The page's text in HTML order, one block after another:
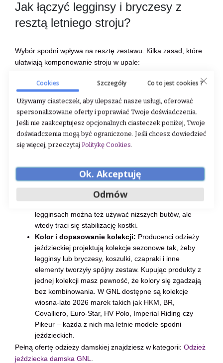
Jak łączyć legginsy i bryczesy z
resztą letniego stroju?
Wybór spodni wpływa na resztę zestawu. Kilka zasad, które
ułatwiają komponowanie stroju w upale:
Koszulka techniczna kontra polo:Zarówno z
legginsami, jak i z bryczesami możesz nosić koszulkę
techniczną albo polo jeździeckie. Latem koszulka
techniczna z materiału oddychającego sprawdza się
lepiej przy intensywnych treningach. Polo jest bardziej
formalne i właściwsze na szkolenia oraz zawody.
Sprawdź, czy koszulka ma wydłużony tył – przy
Zarówno legginsy, jak i bryczesy najlepiej
współpracują ze sztybletami i czapsami lub oficerkami.
Latem sztyblety z perforacjami lub siateczkowymi
wstawkami wentylują lepiej niż pełna skóra. Przy
legginsach można też używać niższych butów, ale
wtedy traci się stabilizację kostki.
Kolor i dopasowanie kolekcji: Producenci odzieży
jeździeckiej projektują kolekcje sezonowe tak, żeby
legginsy lub bryczesy, koszulki, czapraki i inne
elementy tworzyły spójny zestaw. Kupując produkty z
jednej kolekcji masz pewność, że kolory się zgadzają
bez kombinowania. W GNL dostępne są kolekcje
wiosna-lato 2026 marek takich jak HKM, BR,
Covalliero, Euro-Star, HV Polo, Imperial Riding czy
Pikeur – każda z nich ma letnie modele spodni
jeździeckich.
Pełną ofertę odzieży damskiej znajdziesz w kategorii: Odzież
jeździecka damska GNL
Cookies Szczegóły Co to jest cookies ?
Używamy ciasteczek, aby ulepszać nasze usługi, oferować
spersonalizowane oferty i poprawiać Twoje doświadczenia.
Jeśli nie zaakceptujesz opcjonalnych ciasteczek poniżej, Twoje
doświadczenia mogą być ograniczone. Jeśli chcesz dowiedzieć
się więcej, przeczytaj Politykę Cookies.
Ok. Akceptuję
Odmów